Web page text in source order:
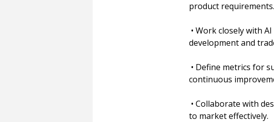
product requirements.
development and
continuous
to market effectively.